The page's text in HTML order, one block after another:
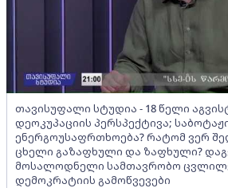
თავისუფალი სტუდია - 18 წელი
დეოკუპაციის პერსპექტივა;
ენერგოუსაფრთხოება? რატომ ვერ
ცხელი გაზაფხული და ზაფხული?
მოსალოდნელი სამთავრობო
დემოკრატიის გამოწვევები